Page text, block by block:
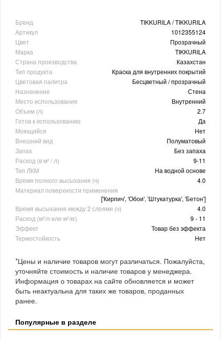
Бренд
TIKKURILA / TIKKURILA
Артикул
1012355124
Цвет
Прозрачный
Марка
TIKKURILA
Страна производства
Казахстан
Тип продукта
Краска для внутренних покрытий
Цветовая палитра
Бесцветный / прозрачный
Назначение
Стена
Место использования
Внутренний
Объем (л)
2.7
Готов к использованию
Да
Моющийся
Нет
Внешний вид
Полуматовый
Запах
Без запаха
Расход (в м² / л)
9-11
Тип ЛКМ
На водной основе
Время полного высыхания (ч)
4.0
Материал поверхности применения
['Кирпич', 'Обои', 'Штукатурка', 'Бетон']
Время высыхания между 2 слоями (ч)
4.0
Расход (м²/л или м²/кг)
9 - 11
Эффект
Товар без эффекта
Термостойкость
Нет
*Цены и наличие товаров могут различаться. Пожалуйста,
уточняйте стоимость и наличие товаров у менеджера.
Информация о товарах на сайте обновляется и может
быть неактуальна для таких же товаров, проданных
ранее.
Популярные в разделе